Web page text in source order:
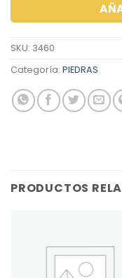
SKU: 3460
Categoría: PIEDRAS
PRODUCTOS